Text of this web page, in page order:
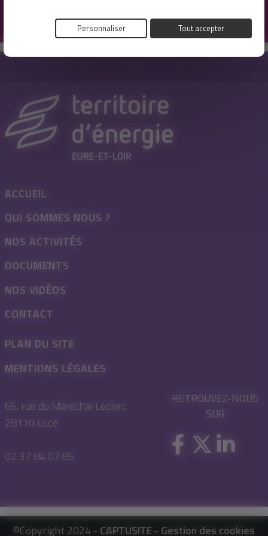
Tout accepter
Personnaliser
cliquant sur le lien présent dans nos emails.
65, rue du Maréchal Leclerc
28110 Lucé
02 37 84 07 85
ACCUEIL
QUI SOMMES NOUS ?
NOS ACTIVITÉS
DOCUMENTS
NOS VIDÉOS
CONTACT
PLAN DU SITE
MENTIONS LÉGALES
RETROUVEZ-NOUS
SUR
©Copyright 2024 - CAPTUSITE- Gestion des cookies